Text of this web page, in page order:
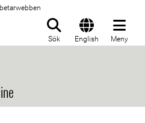
Sök English Meny